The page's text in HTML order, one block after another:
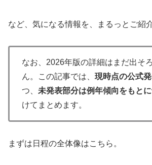
など、気になる情報を、まるっとご紹
なお、2026年版の詳細はまだ出そ
ん。この記事では、 現時点の公式
つ、 未発表部分は例年傾向をもと
けてまとめます。
まずは日程の全体像はこちら。